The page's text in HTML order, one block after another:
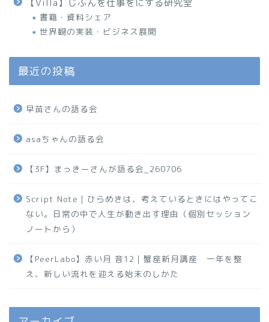
書籍・資料シェア
世界観の実装・ビジネス展開
最近の投稿
早苗さんの語る会
asaちゃんの語る会
【3F】まっきーさんが語る会_260706
Script Note｜ひらめきは、考えているときにはやってこ
ない。日常の中で人生が動き出す理由（個別セッション
ノートから）
【PeerLabo】赤い月 音12｜蟹座新月講座 一年を整
え、新しい流れを迎える始末のしかた